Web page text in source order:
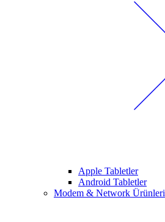
Apple Tabletler
Android Tabletler
Modem & Network Ürünleri